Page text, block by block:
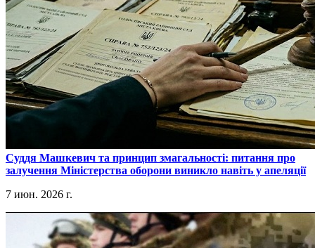
​Суддя Машкевич та принцип змагальності: питання про
залучення Міністерства оборони виникло навіть у апеляції
7 июн. 2026 г.